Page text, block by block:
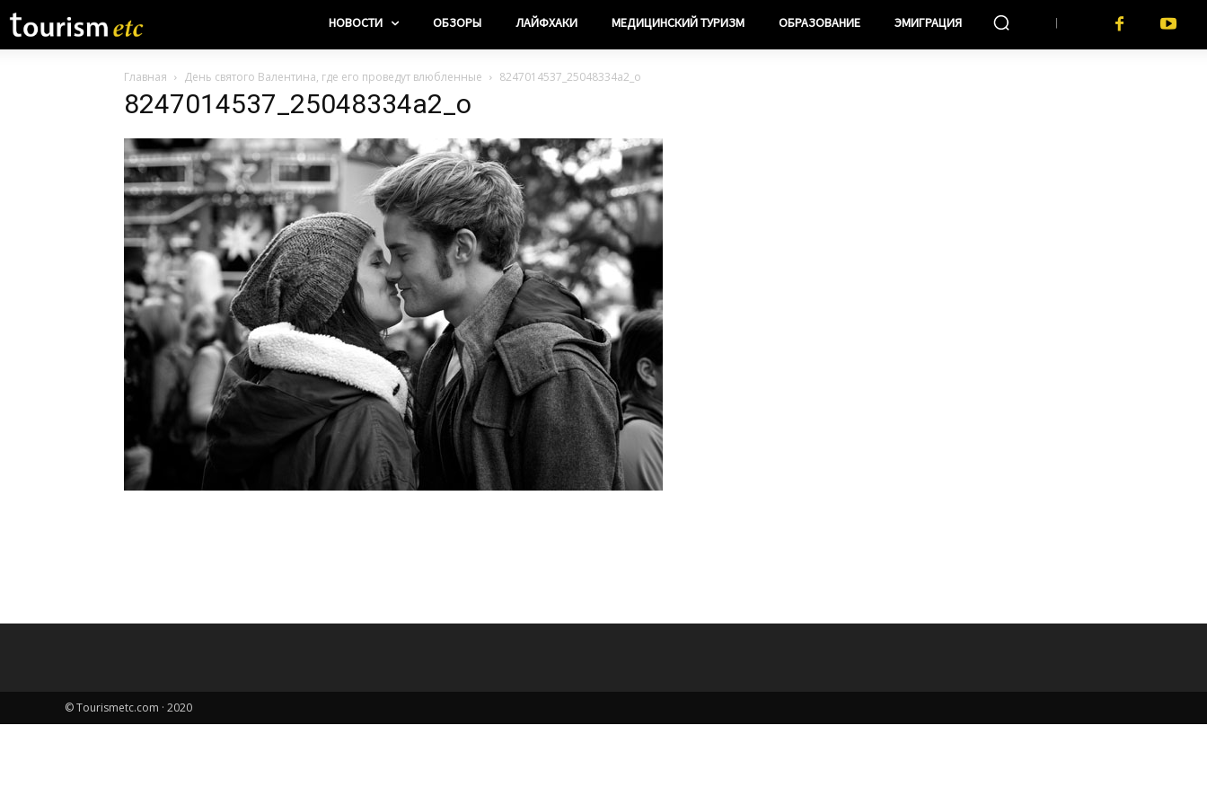
НОВОСТИ ОБЗОРЫ ЛАЙФХАКИ МЕДИЦИНСКИЙ ТУРИЗМ ОБРАЗОВАНИЕ ЭМИГРАЦИЯ
Главная День святого Валентина, где его проведут влюбленные 8247014537_25048334a2_o
8247014537_25048334a2_o
© Tourismetc.com · 2020